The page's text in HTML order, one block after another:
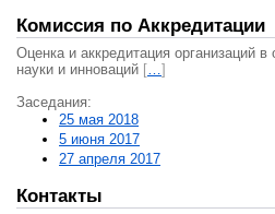
Комиссия по Аккредитации
Оценка и аккредитация организаций в
науки и инноваций […]
Заседания:
25 мая 2018
5 июня 2017
27 апреля 2017
Контакты